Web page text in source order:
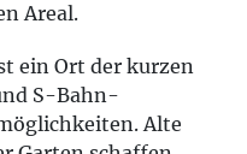
Areal.
ein Ort der kurzen
S-Bahn-
Alte